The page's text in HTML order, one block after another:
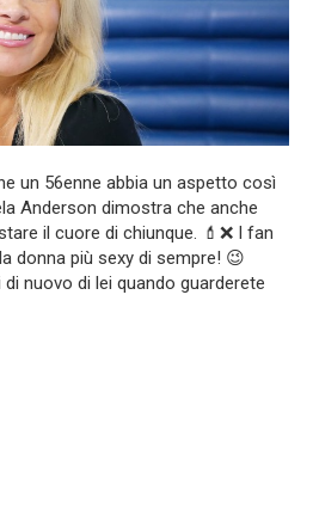
un 56enne abbia un aspetto così
Anderson dimostra che anche
il cuore di chiunque. 💄❌ I fan
donna più sexy di sempre! 😉
nuovo di lei quando guarderete